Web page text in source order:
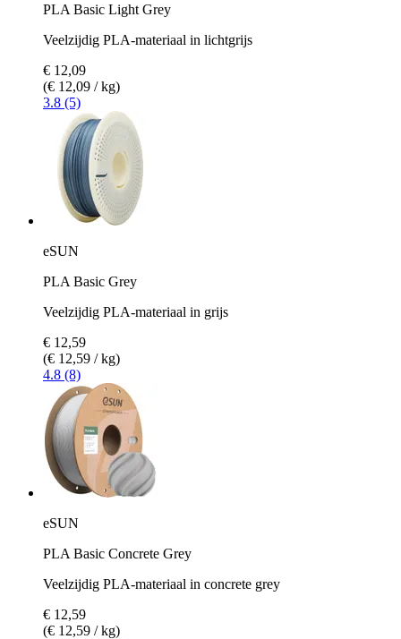
PLA Basic Light Grey
Veelzijdig PLA-materiaal in lichtgrijs
€ 12,09
(€ 12,09 / kg)
3.8 (5)
eSUN
PLA Basic Grey
Veelzijdig PLA-materiaal in grijs
€ 12,59
(€ 12,59 / kg)
4.8 (8)
eSUN
PLA Basic Concrete Grey
Veelzijdig PLA-materiaal in concrete grey
€ 12,59
(€ 12,59 / kg)